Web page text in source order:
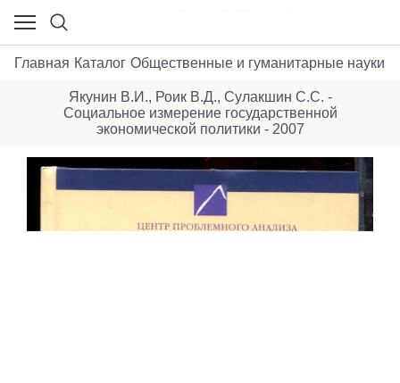
Главная Каталог Общественные и гуманитарные науки
Якунин В.И., Роик В.Д., Сулакшин С.С. -
Социальное измерение государственной
экономической политики - 2007